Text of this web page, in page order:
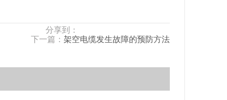
分享到：
下一篇： 架空电缆发生故障的预防方法